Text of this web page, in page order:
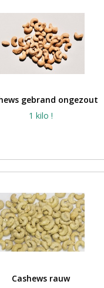
gebrand ongezout
1 kilo !
Cashews rauw